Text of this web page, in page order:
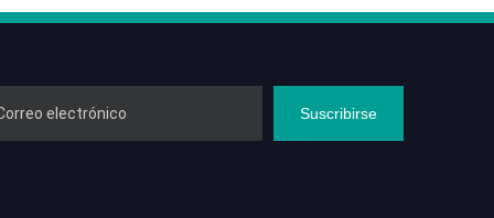
Suscribirse